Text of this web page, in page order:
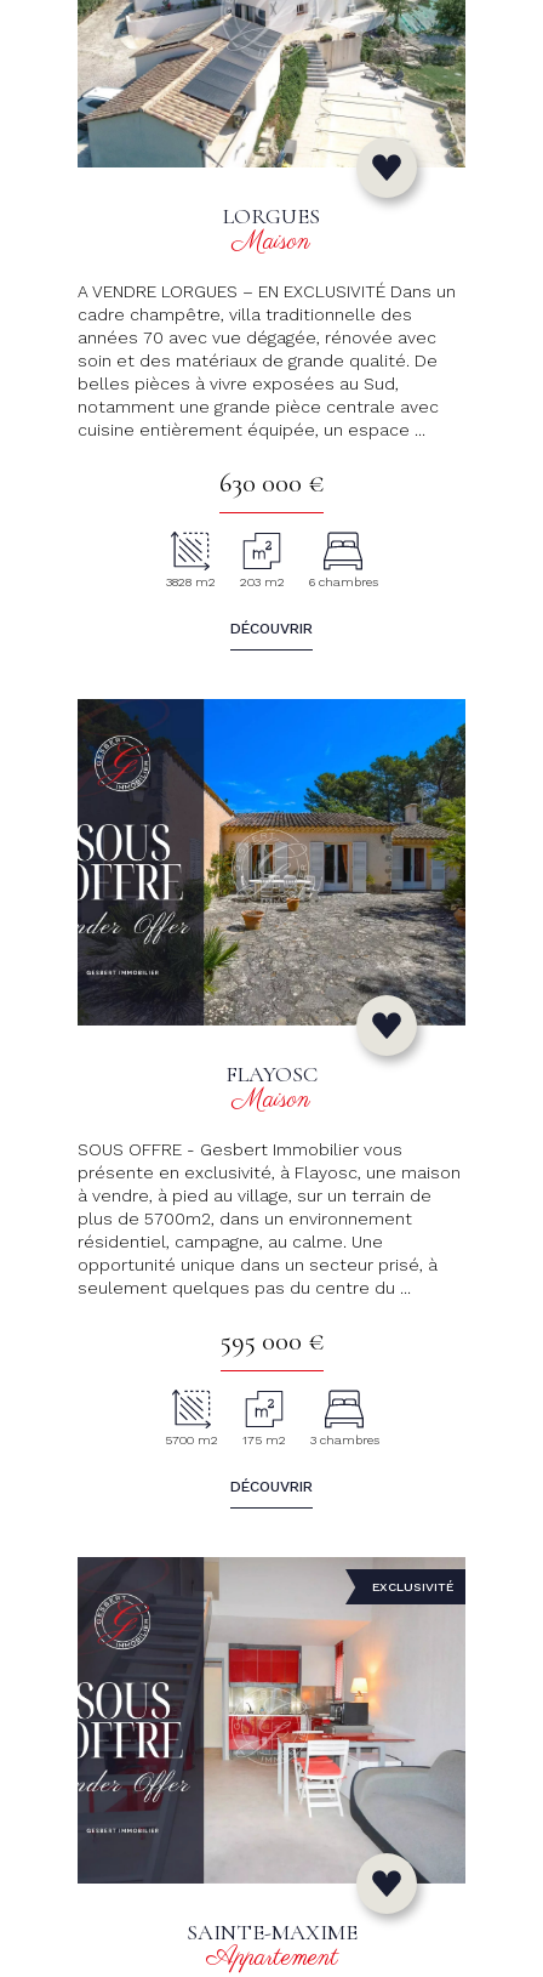
LORGUES
Maison
A VENDRE LORGUES – EN EXCLUSIVITÉ Dans un
cadre champêtre, villa traditionnelle des
années 70 avec vue dégagée, rénovée avec
soin et des matériaux de grande qualité. De
belles pièces à vivre exposées au Sud,
notamment une grande pièce centrale avec
cuisine entièrement équipée, un espace ...
630 000 €
3828 m2 203 m2 6 chambres
DÉCOUVRIR
FLAYOSC
Maison
SOUS OFFRE - Gesbert Immobilier vous
présente en exclusivité, à Flayosc, une maison
à vendre, à pied au village, sur un terrain de
plus de 5700m2, dans un environnement
résidentiel, campagne, au calme. Une
opportunité unique dans un secteur prisé, à
seulement quelques pas du centre du ...
595 000 €
5700 m2 175 m2 3 chambres
DÉCOUVRIR
EXCLUSIVITÉ
SAINTE-MAXIME
Appartement